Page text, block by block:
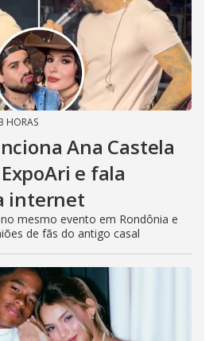
HORAS
Ana Castela
e fala
internet
mesmo evento em Rondônia e
de fãs do antigo casal